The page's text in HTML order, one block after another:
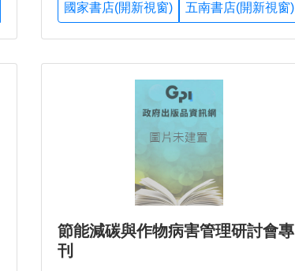
國家書店(開新視窗) 五南書店(開新視窗)
節能減碳與作物病害管理研討會專
刊